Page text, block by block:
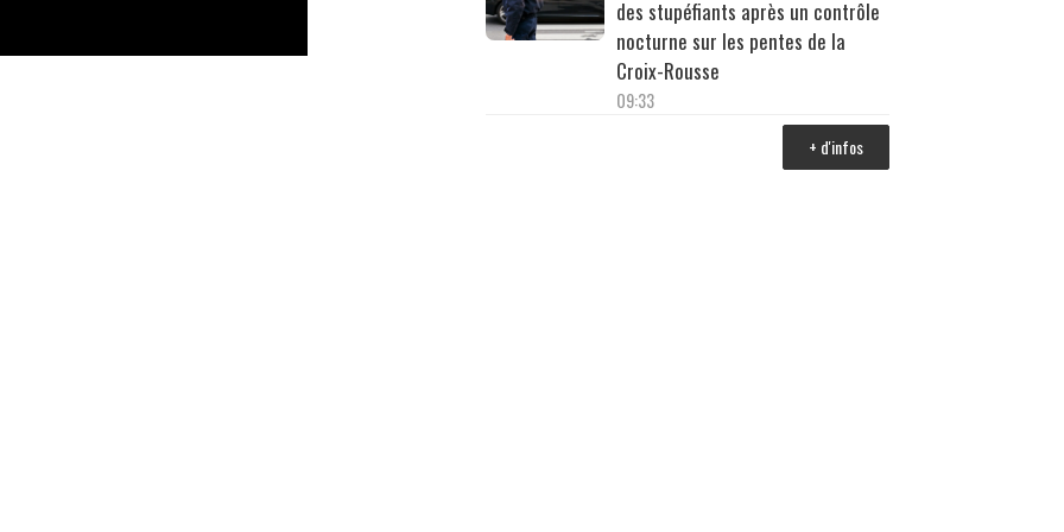
des stupéfiants après un contrôle
nocturne sur les pentes de la
Croix-Rousse
09:33
+ d'infos